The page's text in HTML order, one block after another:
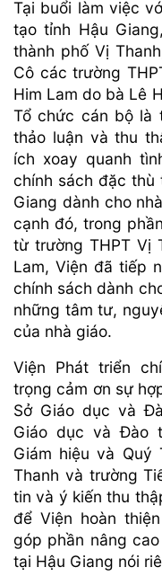
Tại buổi làm việc
tạo tỉnh Hậu
thành phố Vị
Cô các trường
Him Lam do bà Lê
Tổ chức cán bộ là
thảo luận và thu
ích xoay quanh
chính sách đặc thù
Giang dành cho
cạnh đó, trong
từ trường THPT Vị
Lam, Viện đã tiếp
chính sách dành
những tâm tư,
của nhà giáo.
Viện Phát triển
trọng cảm ơn sự
Sở Giáo dục và
Giáo dục và Đào
Giám hiệu và Quý
Thanh và trường
tin và ý kiến thu
để Viện hoàn
góp phần nâng
tại Hậu Giang nói